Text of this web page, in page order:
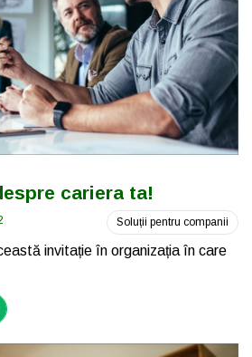
cariera ta!
Soluții pentru companii
invitație în organizația în care